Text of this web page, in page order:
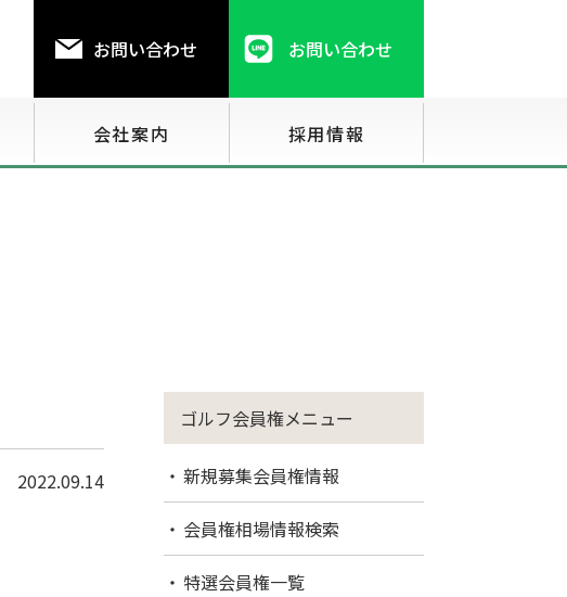
お問い合わせ お問い合わせ
会社案内 採用情報
2022.09.14
ゴルフ会員権メニュー
新規募集会員権情報
会員権相場情報検索
特選会員権一覧